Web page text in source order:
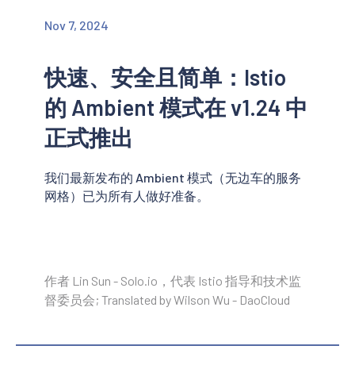
Nov 7, 2024
快速、安全且简单：Istio
的 Ambient 模式在 v1.24 中
正式推出
我们最新发布的 Ambient 模式（无边车的服务
网格）已为所有人做好准备。
作者 Lin Sun - Solo.io，代表 Istio 指导和技术监
督委员会; Translated by Wilson Wu - DaoCloud